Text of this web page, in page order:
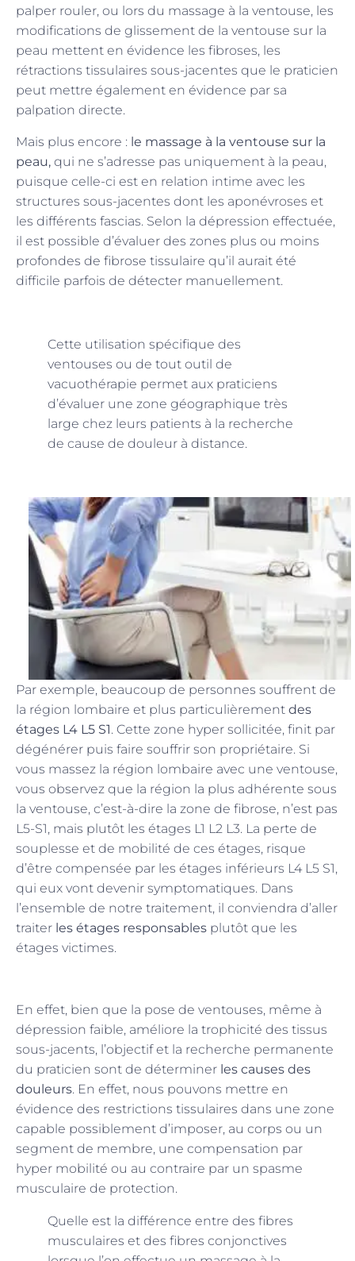
palper rouler, ou lors du massage à la ventouse, les
modifications de glissement de la ventouse sur la
peau mettent en évidence les fibroses, les
rétractions tissulaires sous-jacentes que le praticien
peut mettre également en évidence par sa
palpation directe.
Mais plus encore : le massage à la ventouse sur la
peau, qui ne s’adresse pas uniquement à la peau,
puisque celle-ci est en relation intime avec les
structures sous-jacentes dont les aponévroses et
les différents fascias. Selon la dépression effectuée,
il est possible d’évaluer des zones plus ou moins
profondes de fibrose tissulaire qu’il aurait été
difficile parfois de détecter manuellement.
Cette utilisation spécifique des
ventouses ou de tout outil de
vacuothérapie permet aux praticiens
d’évaluer une zone géographique très
large chez leurs patients à la recherche
de cause de douleur à distance.
Par exemple, beaucoup de personnes souffrent de
la région lombaire et plus particulièrement des
étages L4 L5 S1. Cette zone hyper sollicitée, finit par
dégénérer puis faire souffrir son propriétaire. Si
vous massez la région lombaire avec une ventouse,
vous observez que la région la plus adhérente sous
la ventouse, c’est-à-dire la zone de fibrose, n’est pas
L5-S1, mais plutôt les étages L1 L2 L3. La perte de
souplesse et de mobilité de ces étages, risque
d’être compensée par les étages inférieurs L4 L5 S1,
qui eux vont devenir symptomatiques. Dans
l’ensemble de notre traitement, il conviendra d’aller
traiter les étages responsables plutôt que les
étages victimes.
En effet, bien que la pose de ventouses, même à
dépression faible, améliore la trophicité des tissus
sous-jacents, l’objectif et la recherche permanente
du praticien sont de déterminer les causes des
douleurs. En effet, nous pouvons mettre en
évidence des restrictions tissulaires dans une zone
capable possiblement d’imposer, au corps ou un
segment de membre, une compensation par
hyper mobilité ou au contraire par un spasme
musculaire de protection.
Quelle est la différence entre des fibres
musculaires et des fibres conjonctives